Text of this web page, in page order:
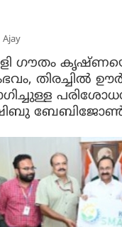
Ajay
ഗൗതം
തിരച്ചിൽ
ഷിബു